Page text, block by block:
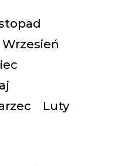
Wrzesień
Luty